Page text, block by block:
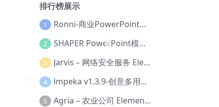
排行榜展示
1 Ronni-商业PowerPoint模板【Dc-0077】
2 SHAPER PowerPoint模板【Dc-0184】
3 Jarvis – 网络安全服务 Elementor 模板套件【Aa-0035】
4 lmpeka v1.3.9-创意多用途 WordPress 主题【Be-0064】
5 Agria – 农业公司 Elementor Pro 模板套件【Aa-0003】